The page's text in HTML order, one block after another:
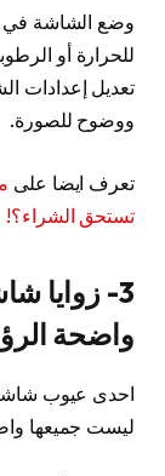
وضع الشاشة في
للحرارة أو
تعديل إعدادات
ووضوح للصورة.
تعرف ايضا على
تستحق الشراء؟!
واضحة
احدى عيوب
ليست جميعها